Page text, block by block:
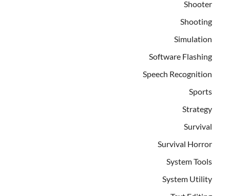
Shooter
Shooting
Simulation
Software Flashing
Speech Recognition
Sports
Strategy
Survival
Survival Horror
System Tools
System Utility